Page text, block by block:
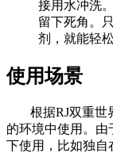
接用水冲洗
留下死角。
剂，就能轻
使用场景
根据RJ双重世
的环境中使用。
下使用，比如独自